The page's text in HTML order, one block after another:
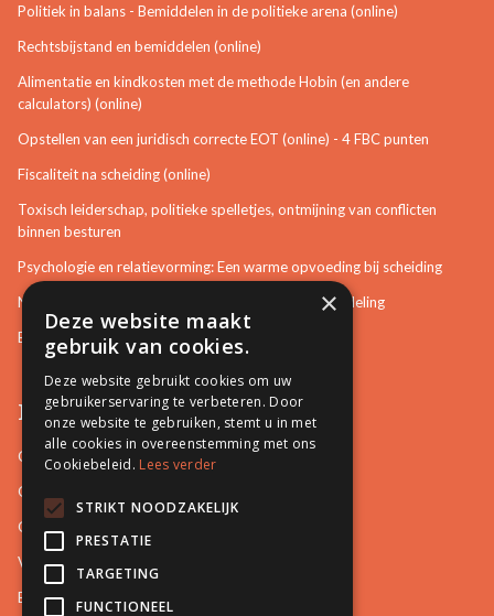
Politiek in balans - Bemiddelen in de politieke arena (online)
Rechtsbijstand en bemiddelen (online)
Alimentatie en kindkosten met de methode Hobin (en andere
calculators) (online)
Opstellen van een juridisch correcte EOT (online) - 4 FBC punten
Fiscaliteit na scheiding (online)
Toxisch leiderschap, politieke spelletjes, ontmijning van conflicten
binnen besturen
Psychologie en relatievorming: Een warme opvoeding bij scheiding
Neurotisch of afwijkend gedrag herkennen in bemiddeling
Bemiddeling in bouwzaken
Pro Mediation
Contact
Over ons
Onze docenten
Video's
Blog
×
Deze website maakt
gebruik van cookies.
Deze website gebruikt cookies om uw
gebruikerservaring te verbeteren. Door
onze website te gebruiken, stemt u in met
alle cookies in overeenstemming met ons
Cookiebeleid. Lees verder
STRIKT NOODZAKELIJK
PRESTATIE
TARGETING
FUNCTIONEEL